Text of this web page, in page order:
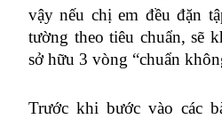
vậy nếu chị em đều đặn
tường theo tiêu chuẩn, sẽ
sở hữu 3 vòng “chuẩn
Trước khi bước vào các